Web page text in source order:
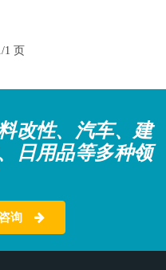
1 页
改性、汽车、建
日用品等多种领
询